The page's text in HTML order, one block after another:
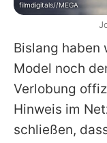
Bislang haben
Model noch
Verlobung
Hinweis im
schließen,
filmdigitals//MEGA